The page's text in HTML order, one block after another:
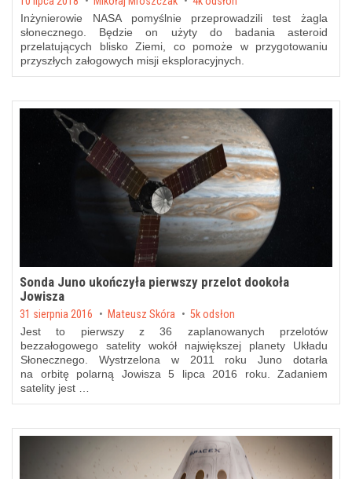
Inżynierowie NASA pomyślnie przeprowadzili test żagla
słonecznego. Będzie on użyty do badania asteroid
przelatujących blisko Ziemi, co pomoże w przygotowaniu
przyszłych załogowych misji eksploracyjnych.
Sonda Juno ukończyła pierwszy przelot dookoła
Jowisza
Posted on
31 sierpnia 2016 by Mateusz Skóra 5k odsłon
Jest to pierwszy z 36 zaplanowanych przelotów
bezzałogowego satelity wokół największej planety Układu
Słonecznego. Wystrzelona w 2011 roku Juno dotarła
na orbitę polarną Jowisza 5 lipca 2016 roku. Zadaniem
satelity jest …